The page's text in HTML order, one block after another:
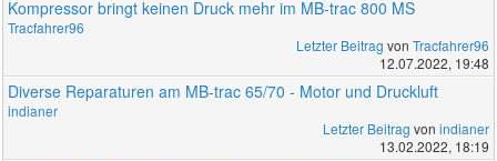
Kompressor bringt keinen Druck mehr im MB-trac 800 MS
Tracfahrer96
Letzter Beitrag von Tracfahrer96
12.07.2022, 19:48
Diverse Reparaturen am MB-trac 65/70 - Motor und Druckluft
indianer
Letzter Beitrag von indianer
13.02.2022, 18:19